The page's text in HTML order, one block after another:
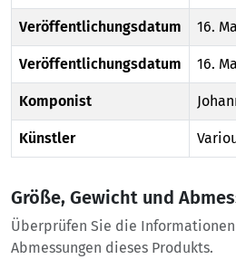
Veröffentlichungsdatum 16.
Veröffentlichungsdatum 16.
Komponist
Künstler
Größe, Gewicht und
Überprüfen Sie die Informationen
Abmessungen dieses Produkts.